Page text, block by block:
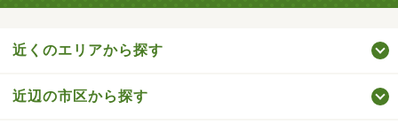
近くのエリアから探す
近辺の市区から探す